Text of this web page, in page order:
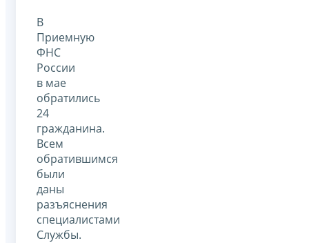
В
Приемную
ФНС
России
в мае
обратились
24
гражданина.
Всем
обратившимся
были
даны
разъяснения
специалистами
Службы.